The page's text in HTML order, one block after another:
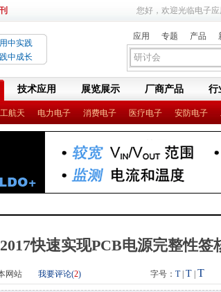
您好，欢迎光临电子应
中实践
中成长
应用 专题 产品
技术应用 展览展示 厂商产品 行
航天 电力电子 消费电子 医疗电子 安防电子
快速实现PCB电源完整性签
网站 我要评论(2) 字号： T| T T